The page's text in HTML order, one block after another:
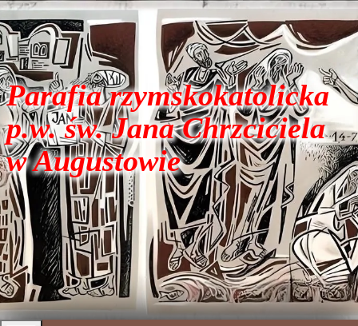
Parafia rzymskokatolicka
p.w. św. Jana Chrzciciela
w Augustowie